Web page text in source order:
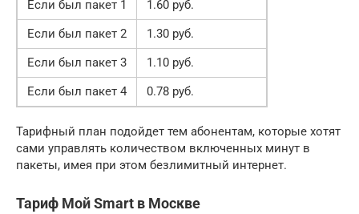
Если был пакет 1
1.60 руб.
Если был пакет 2
1.30 руб.
Если был пакет 3
1.10 руб.
Если был пакет 4
0.78 руб.
Тарифный план подойдет тем абонентам, которые хотят
сами управлять количеством включенных минут в
пакеты, имея при этом безлимитный интернет.
Тариф Мой Smart в Москве